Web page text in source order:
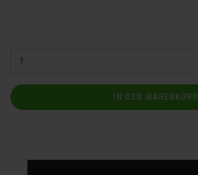
IN DEN WARENKORB